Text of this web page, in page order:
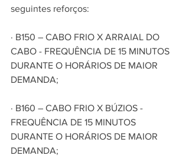
seguintes reforços:
· B150 – CABO FRIO X ARRAIAL DO
CABO - FREQUÊNCIA DE 15 MINUTOS
DURANTE O HORÁRIOS DE MAIOR
DEMANDA;
· B160 – CABO FRIO X BÚZIOS -
FREQUÊNCIA DE 15 MINUTOS
DURANTE O HORÁRIOS DE MAIOR
DEMANDA;